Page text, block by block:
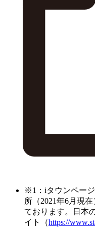
※1：iタウンペー
所（2021年6月現
ております。日本
イト（https://